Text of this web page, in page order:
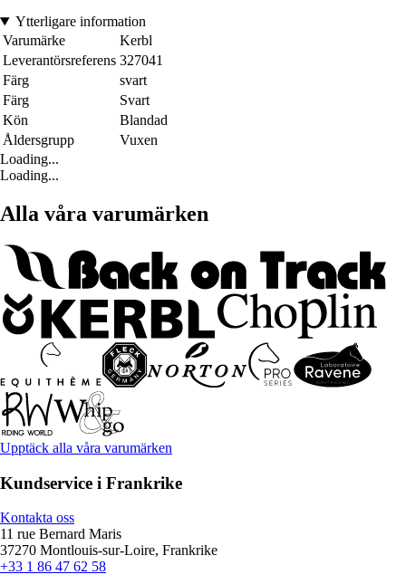
Ytterligare information
Varumärke
Kerbl
Leverantörsreferens 327041
Färg
svart
Färg
Svart
Kön
Blandad
Åldersgrupp
Vuxen
Loading...
Loading...
Alla våra varumärken
Upptäck alla våra varumärken
Kundservice i Frankrike
Kontakta oss
11 rue Bernard Maris
37270 Montlouis-sur-Loire, Frankrike
+33 1 86 47 62 58